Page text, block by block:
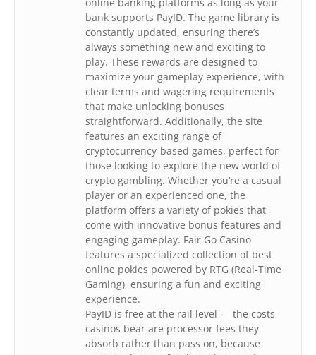
bank supports PayID. The game library is
constantly updated, ensuring there’s
always something new and exciting to
play. These rewards are designed to
maximize your gameplay experience, with
clear terms and wagering requirements
that make unlocking bonuses
straightforward. Additionally, the site
features an exciting range of
cryptocurrency-based games, perfect for
those looking to explore the new world of
crypto gambling. Whether you’re a casual
player or an experienced one, the
platform offers a variety of pokies that
come with innovative bonus features and
engaging gameplay. Fair Go Casino
features a specialized collection of best
online pokies powered by RTG (Real-Time
Gaming), ensuring a fun and exciting
experience.
PayID is free at the rail level — the costs
casinos bear are processor fees they
absorb rather than pass on, because